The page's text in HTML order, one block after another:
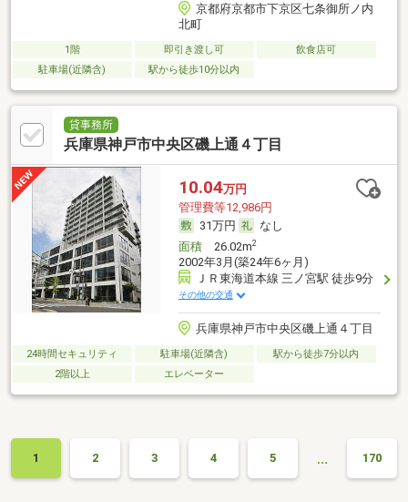
京都府京都市下京区七条御所ノ内
北町
1階 即引き渡し可
飲食店可
駐車場(近隣含)
駅から徒歩10分以内
貸事務所
兵庫県神戸市中央区磯上通４丁目
10.04万円
管理費等12,986円
31万円
なし
面積26.02m2
2002年3月(築24年6ヶ月)
ＪＲ東海道本線 三ノ宮駅 徒歩9分
その他の交通
兵庫県神戸市中央区磯上通４丁目
24時間セキュリティ 駐車場(近隣含)
駅から徒歩7分以内
2階以上
エレベーター
1 2 3 4 5 … 170